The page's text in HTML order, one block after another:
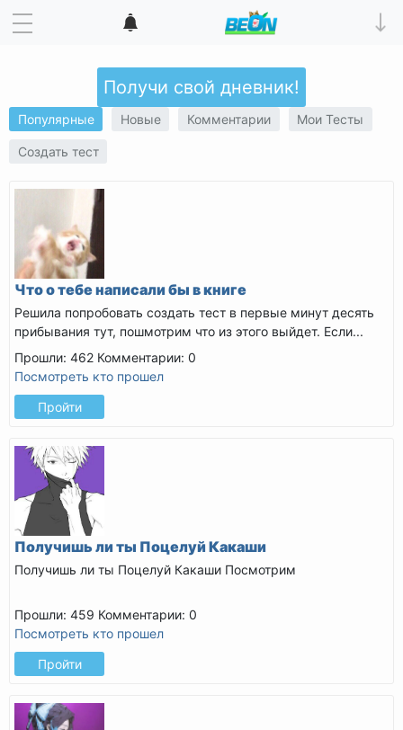
Получи свой дневник!
Популярные Новые Комментарии Мои Тесты
Создать тест
Что о тебе написали бы в книге
Решила попробовать создать тест в первые минут десять
прибывания тут, пошмотрим что из этого выйдет. Если...
Прошли: 462 Комментарии: 0
Посмотреть кто прошел
Пройти
Получишь ли ты Поцелуй Какаши
Получишь ли ты Поцелуй Какаши Посмотрим
Прошли: 459 Комментарии: 0
Посмотреть кто прошел
Пройти